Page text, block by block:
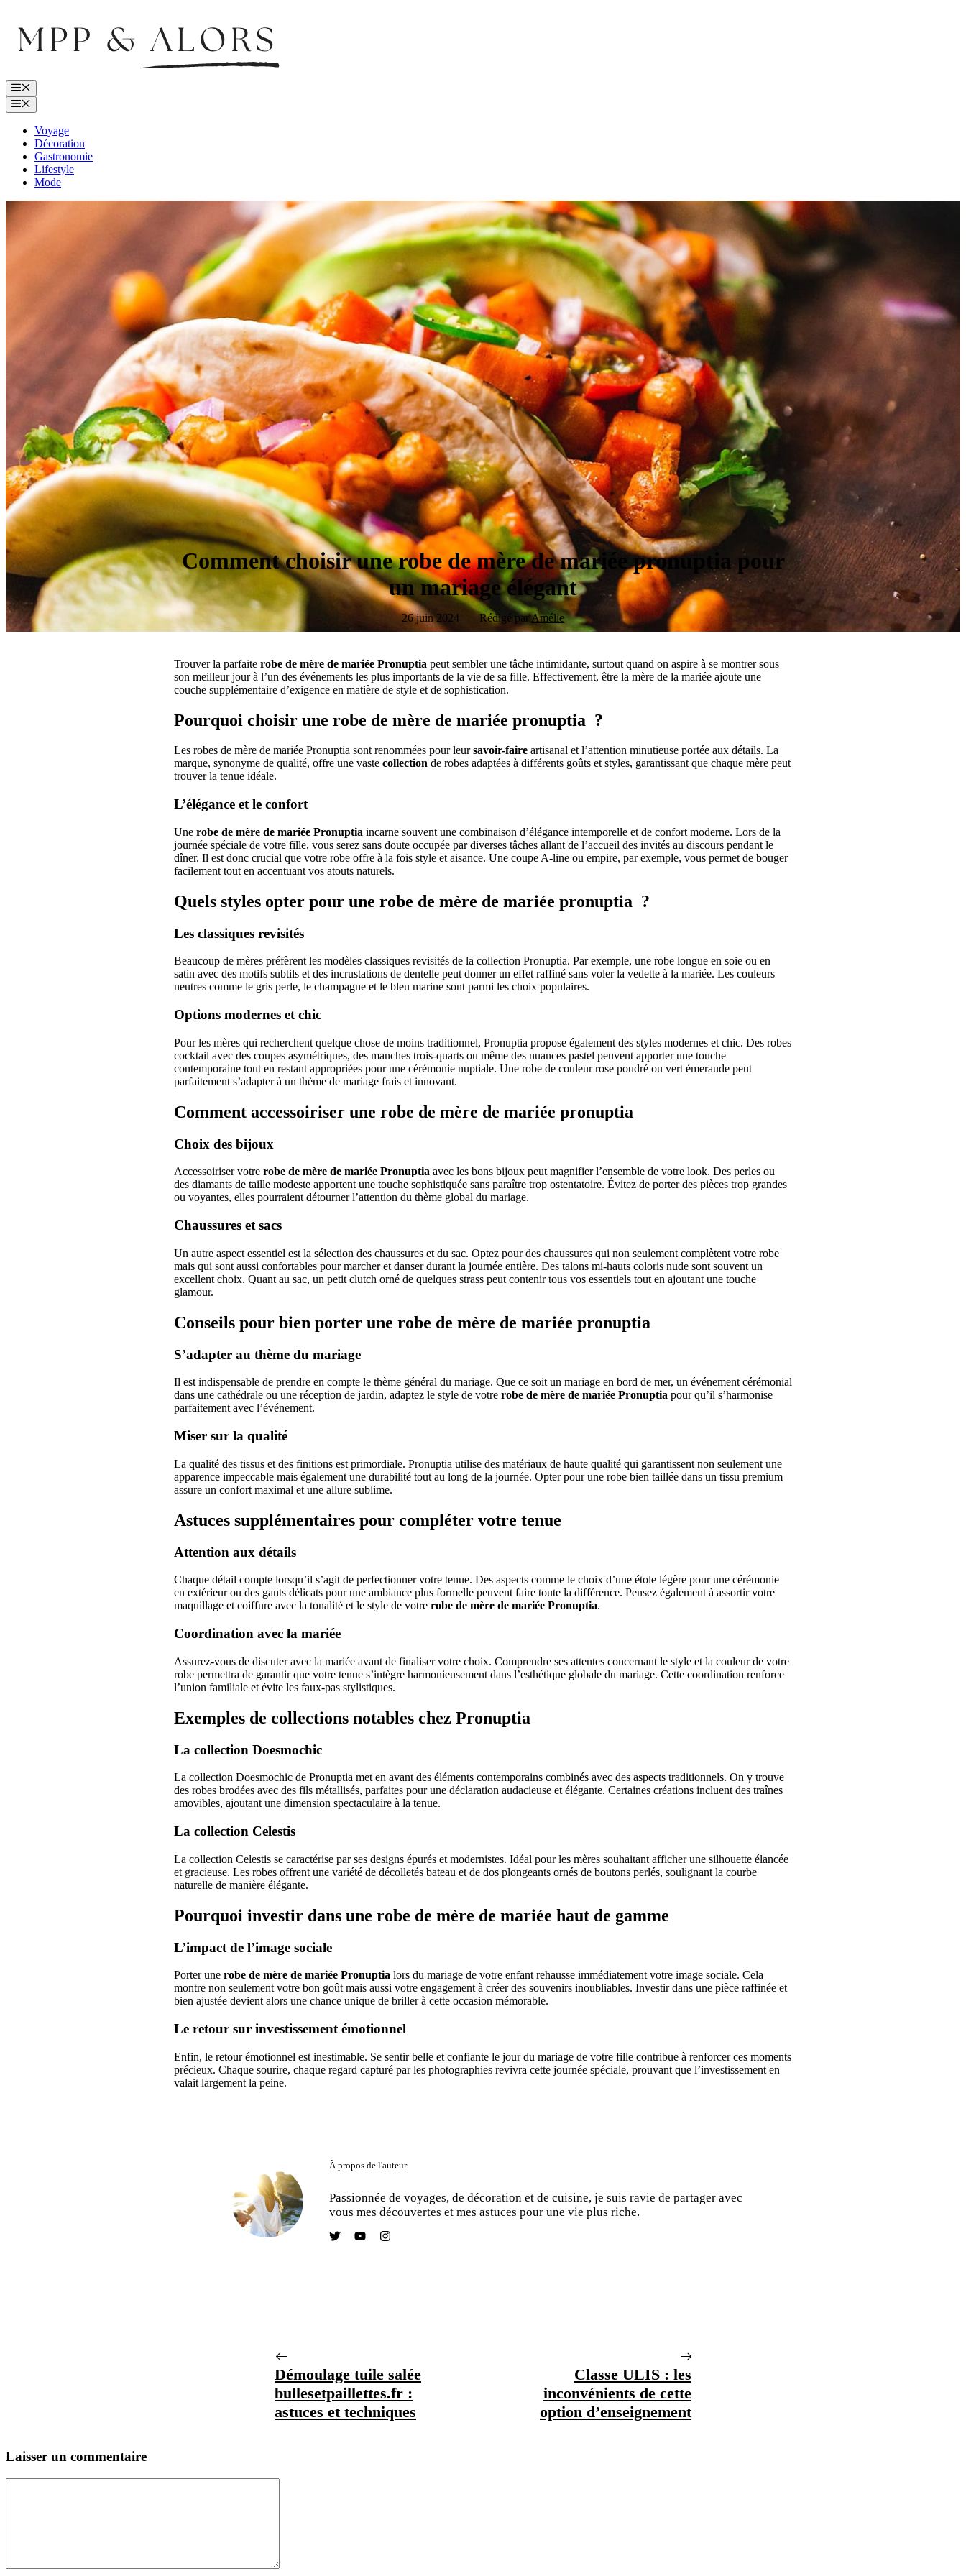
contenu
Menu
Menu
Voyage
Décoration
Gastronomie
Lifestyle
Mode
Comment choisir une robe de mère de mariée pronuptia pour
un mariage élégant
26 juin 2024 Rédigé parAmélie
Trouver la parfaite robe de mère de mariée Pronuptia peut sembler une tâche intimidante, surtout quand on aspire à se montrer sous
son meilleur jour à l’un des événements les plus importants de la vie de sa fille. Effectivement, être la mère de la mariée ajoute une
couche supplémentaire d’exigence en matière de style et de sophistication.
Pourquoi choisir une robe de mère de mariée pronuptia ?
Les robes de mère de mariée Pronuptia sont renommées pour leursavoir-faire artisanal et l’attention minutieuse portée aux détails. La
marque, synonyme de qualité, offre une vaste collection de robes adaptées à différents goûts et styles, garantissant que chaque mère peut
trouver la tenue idéale.
L’élégance et le confort
Une robe de mère de mariée Pronuptia incarne souvent une combinaison d’élégance intemporelle et de confort moderne. Lors de la
journée spéciale de votre fille, vous serez sans doute occupée par diverses tâches allant de l’accueil des invités au discours pendant le
dîner. Il est donc crucial que votre robe offre à la fois style et aisance. Une coupe A-line ou empire, par exemple, vous permet de bouger
facilement tout en accentuant vos atouts naturels.
Quels styles opter pour une robe de mère de mariée pronuptia ?
Les classiques revisités
Beaucoup de mères préfèrent les modèles classiques revisités de la collection Pronuptia. Par exemple, une robe longue en soie ou en
satin avec des motifs subtils et des incrustations de dentelle peut donner un effet raffiné sans voler la vedette à la mariée. Les couleurs
neutres comme le gris perle, le champagne et le bleu marine sont parmi les choix populaires.
Options modernes et chic
Pour les mères qui recherchent quelque chose de moins traditionnel, Pronuptia propose également des styles modernes et chic. Des robes
cocktail avec des coupes asymétriques, des manches trois-quarts ou même des nuances pastel peuvent apporter une touche
contemporaine tout en restant appropriées pour une cérémonie nuptiale. Une robe de couleur rose poudré ou vert émeraude peut
parfaitement s’adapter à un thème de mariage frais et innovant.
Comment accessoiriser une robe de mère de mariée pronuptia
Choix des bijoux
Accessoiriser votre robe de mère de mariée Pronuptia avec les bons bijoux peut magnifier l’ensemble de votre look. Des perles ou
des diamants de taille modeste apportent une touche sophistiquée sans paraître trop ostentatoire. Évitez de porter des pièces trop grandes
ou voyantes, elles pourraient détourner l’attention du thème global du mariage.
Chaussures et sacs
Un autre aspect essentiel est la sélection des chaussures et du sac. Optez pour des chaussures qui non seulement complètent votre robe
mais qui sont aussi confortables pour marcher et danser durant la journée entière. Des talons mi-hauts coloris nude sont souvent un
excellent choix. Quant au sac, un petit clutch orné de quelques strass peut contenir tous vos essentiels tout en ajoutant une touche
glamour.
Conseils pour bien porter une robe de mère de mariée pronuptia
S’adapter au thème du mariage
Il est indispensable de prendre en compte le thème général du mariage. Que ce soit un mariage en bord de mer, un événement cérémonial
dans une cathédrale ou une réception de jardin, adaptez le style de votre robe de mère de mariée Pronuptia pour qu’il s’harmonise
parfaitement avec l’événement.
Miser sur la qualité
La qualité des tissus et des finitions est primordiale. Pronuptia utilise des matériaux de haute qualité qui garantissent non seulement une
apparence impeccable mais également une durabilité tout au long de la journée. Opter pour une robe bien taillée dans un tissu premium
assure un confort maximal et une allure sublime.
Astuces supplémentaires pour compléter votre tenue
Attention aux détails
Chaque détail compte lorsqu’il s’agit de perfectionner votre tenue. Des aspects comme le choix d’une étole légère pour une cérémonie
en extérieur ou des gants délicats pour une ambiance plus formelle peuvent faire toute la différence. Pensez également à assortir votre
maquillage et coiffure avec la tonalité et le style de votre robe de mère de mariée Pronuptia.
Coordination avec la mariée
Assurez-vous de discuter avec la mariée avant de finaliser votre choix. Comprendre ses attentes concernant le style et la couleur de votre
robe permettra de garantir que votre tenue s’intègre harmonieusement dans l’esthétique globale du mariage. Cette coordination renforce
l’union familiale et évite les faux-pas stylistiques.
Exemples de collections notables chez Pronuptia
La collection Doesmochic
La collection Doesmochic de Pronuptia met en avant des éléments contemporains combinés avec des aspects traditionnels. On y trouve
des robes brodées avec des fils métallisés, parfaites pour une déclaration audacieuse et élégante. Certaines créations incluent des traînes
amovibles, ajoutant une dimension spectaculaire à la tenue.
La collection Celestis
La collection Celestis se caractérise par ses designs épurés et modernistes. Idéal pour les mères souhaitant afficher une silhouette élancée
et gracieuse. Les robes offrent une variété de décolletés bateau et de dos plongeants ornés de boutons perlés, soulignant la courbe
naturelle de manière élégante.
Pourquoi investir dans une robe de mère de mariée haut de gamme
L’impact de l’image sociale
Porter une robe de mère de mariée Pronuptia lors du mariage de votre enfant rehausse immédiatement votre image sociale. Cela
montre non seulement votre bon goût mais aussi votre engagement à créer des souvenirs inoubliables. Investir dans une pièce raffinée et
bien ajustée devient alors une chance unique de briller à cette occasion mémorable.
Le retour sur investissement émotionnel
Enfin, le retour émotionnel est inestimable. Se sentir belle et confiante le jour du mariage de votre fille contribue à renforcer ces moments
précieux. Chaque sourire, chaque regard capturé par les photographies revivra cette journée spéciale, prouvant que l’investissement en
valait largement la peine.
À propos de l'auteur
Passionnée de voyages, de décoration et de cuisine, je suis ravie de partager avec
vous mes découvertes et mes astuces pour une vie plus riche.
Démoulage tuile salée
bullesetpaillettes.fr :
astuces et techniques
Classe ULIS : les
inconvénients de cette
option d’enseignement
Laisser un commentaire